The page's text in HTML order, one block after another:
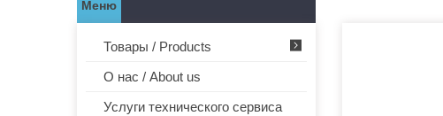
Товары / Products
О нас / About us
Услуги технического сервиса